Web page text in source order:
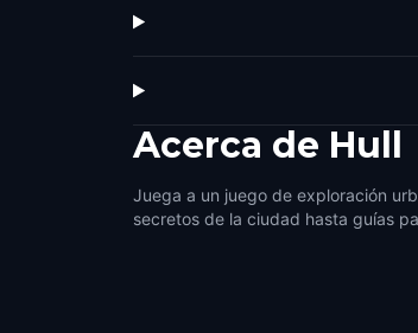
Acerca de Hull
Juega a un juego de exploración
secretos de la ciudad hasta guías